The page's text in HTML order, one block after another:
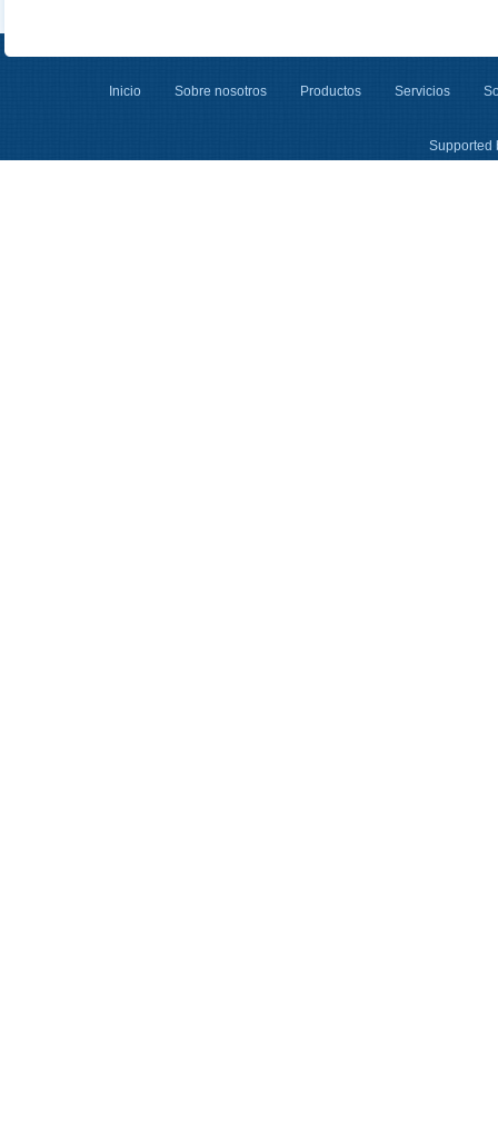
Inicio Sobre nosotros Productos Servicios
Supported